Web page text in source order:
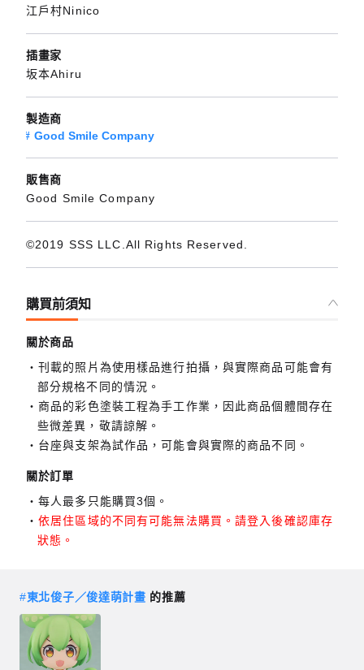
江戶村Ninico
插畫家
坂本Ahiru
製造商
Good Smile Company
販售商
Good Smile Company
©2019 SSS LLC.All Rights Reserved.
購買前須知
關於商品
刊載的照片為使用樣品進行拍攝，與實際商品可能會有
部分規格不同的情況。
商品的彩色塗裝工程為手工作業，因此商品個體間存在
些微差異，敬請諒解。
台座與支架為試作品，可能會與實際的商品不同。
關於訂單
每人最多只能購買3個。
依居住區域的不同有可能無法購買。請登入後確認庫存
狀態。
#東北俊子／俊達萌計畫 的推薦